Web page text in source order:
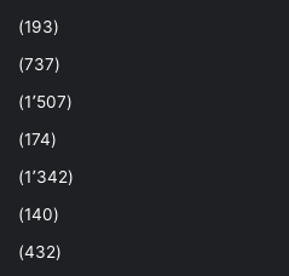
(193)
(737)
(1٬507)
(174)
(1٬342)
(140)
(432)